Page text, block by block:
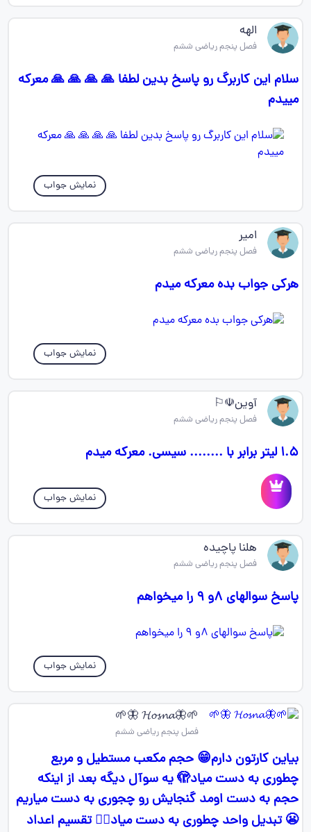
الهه‌
فصل پنجم ریاضی ششم
سلام این کاربرگ رو پاسخ بدین لطفا 🙏 🙏 🙏 🙏 معرکه
مییدم
نمایش جواب
امیر
فصل پنجم ریاضی ششم
هرکی جواب بده معرکه میدم
نمایش جواب
آوین☫⚐
فصل پنجم ریاضی ششم
۱.۵ لیتر برابر با ........ سیسی. معرکه میدم
نمایش جواب
هلنا پاچیده
فصل پنجم ریاضی ششم
پاسخ سوالهای ۸و ۹ را میخواهم
نمایش جواب
🌱🦋𝓗𝓸𝓼𝓷𝓪 🦋🌱
فصل پنجم ریاضی ششم
بیاین کارتون دارم😁 حجم مکعب مستطیل و مربع
چطوری به دست میاد🫣 یه سوآل دیگه بعد از اینکه
حجم به دست اومد گنجایش رو چجوری به دست میاریم
😬 تبدیل واحد چطوری به دست میاد😵‍💫 تقسیم اعداد